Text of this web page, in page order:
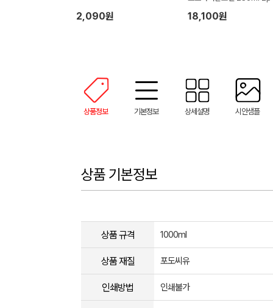
2,090원
물세트
18,100원
상품정보 기본정보 상세설명 시안샘플
상품 기본정보
상품 규격 1000ml
상품 재질 포도씨유
인쇄방법 인쇄불가